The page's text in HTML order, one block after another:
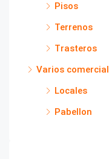
Pisos
Terrenos
Trasteros
Varios comercial
Locales
Pabellon